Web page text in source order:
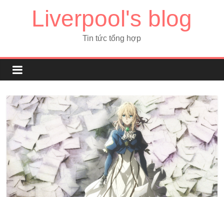
Liverpool's blog
Tin tức tổng hợp